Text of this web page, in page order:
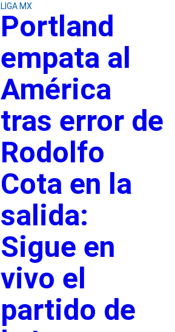
LIGA MX
Portland
empata al
América
tras error de
Rodolfo
Cota en la
salida:
Sigue en
vivo el
partido de